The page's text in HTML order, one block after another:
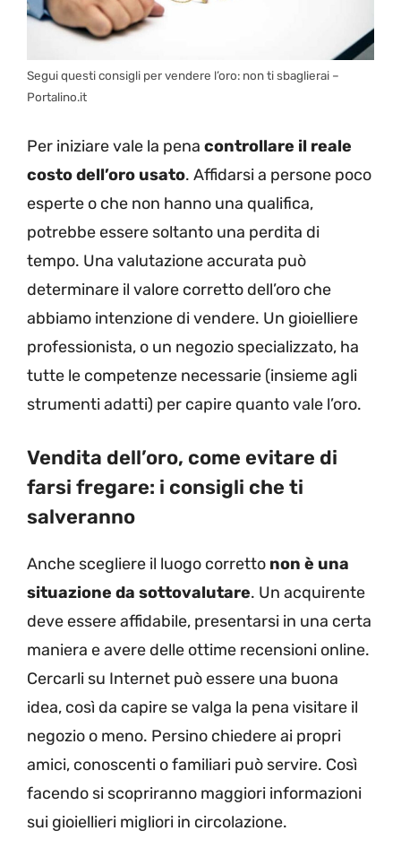
Segui questi consigli per vendere l’oro: non ti sbaglierai –
Portalino.it
Per iniziare vale la pena controllare il reale
costo dell’oro usato. Affidarsi a persone poco
esperte o che non hanno una qualifica,
potrebbe essere soltanto una perdita di
tempo. Una valutazione accurata può
determinare il valore corretto dell’oro che
abbiamo intenzione di vendere. Un gioielliere
professionista, o un negozio specializzato, ha
tutte le competenze necessarie (insieme agli
strumenti adatti) per capire quanto vale l’oro.
Vendita dell’oro, come evitare di
farsi fregare: i consigli che ti
salveranno
Anche scegliere il luogo corretto non è una
situazione da sottovalutare. Un acquirente
deve essere affidabile, presentarsi in una certa
maniera e avere delle ottime recensioni online.
Cercarli su Internet può essere una buona
idea, così da capire se valga la pena visitare il
negozio o meno. Persino chiedere ai propri
amici, conoscenti o familiari può servire. Così
facendo si scopriranno maggiori informazioni
sui gioiellieri migliori in circolazione.